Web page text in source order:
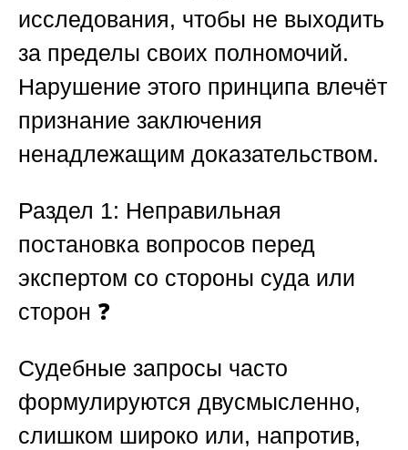
исследования, чтобы не выходить
за пределы своих полномочий.
Нарушение этого принципа влечёт
признание заключения
ненадлежащим доказательством.
Раздел 1: Неправильная
постановка вопросов перед
экспертом со стороны суда или
сторон ❓
Судебные запросы часто
формулируются двусмысленно,
слишком широко или, напротив,